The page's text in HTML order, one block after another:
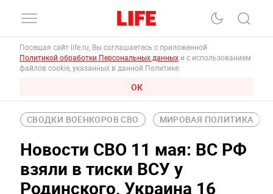
Посещая сайт life.ru, Вы соглашаетесь с приложенной
Политикой обработки Персональных данных и с использованием
файлов cookie, указанных в данной Политике.
ОК
СВОДКИ ВОЕНКОРОВ СВО МИРОВАЯ ПОЛИТИКА
Новости СВО 11 мая: ВС РФ
взяли в тиски ВСУ у
Родинского, Украина 16